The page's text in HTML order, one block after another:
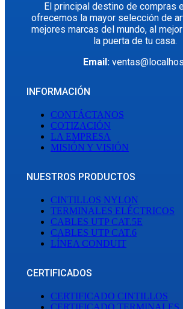
El principal destino de compras
ofrecemos la mayor selección de
mejores marcas del mundo, al
la puerta de tu casa.
Email:
INFORMACIÓN
CONTÁCTANOS
COTIZACIÓN
LA EMPRESA
MISIÓN Y VISIÓN
NUESTROS PRODUCTOS
CINTILLOS NYLON
TERMINALES ELÉCTRICOS
CABLES UTP CAT.5E
CABLES UTP CAT.6
LÍNEA CONDUIT
CERTIFICADOS
CERTIFICADO CINTILLOS